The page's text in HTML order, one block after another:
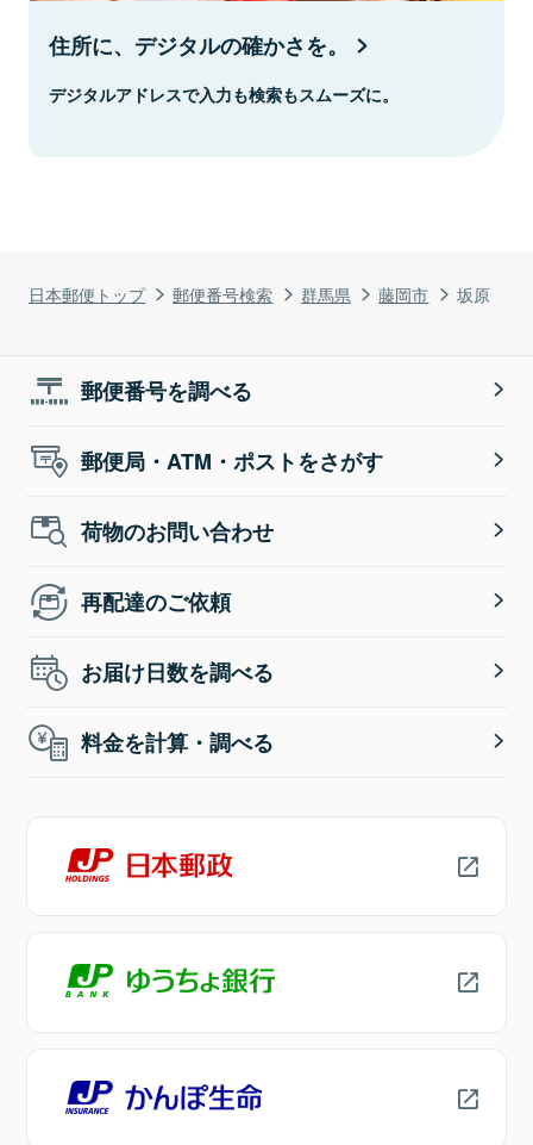
日本郵便トップ 郵便番号検索 群馬県 藤岡市 坂原
住所に、デジタルの確かさを。
デジタルアドレスで入力も検索もスムーズに。
郵便番号を調べる
郵便局・ATM・ポストをさがす
荷物のお問い合わせ
再配達のご依頼
お届け日数を調べる
料金を計算・調べる